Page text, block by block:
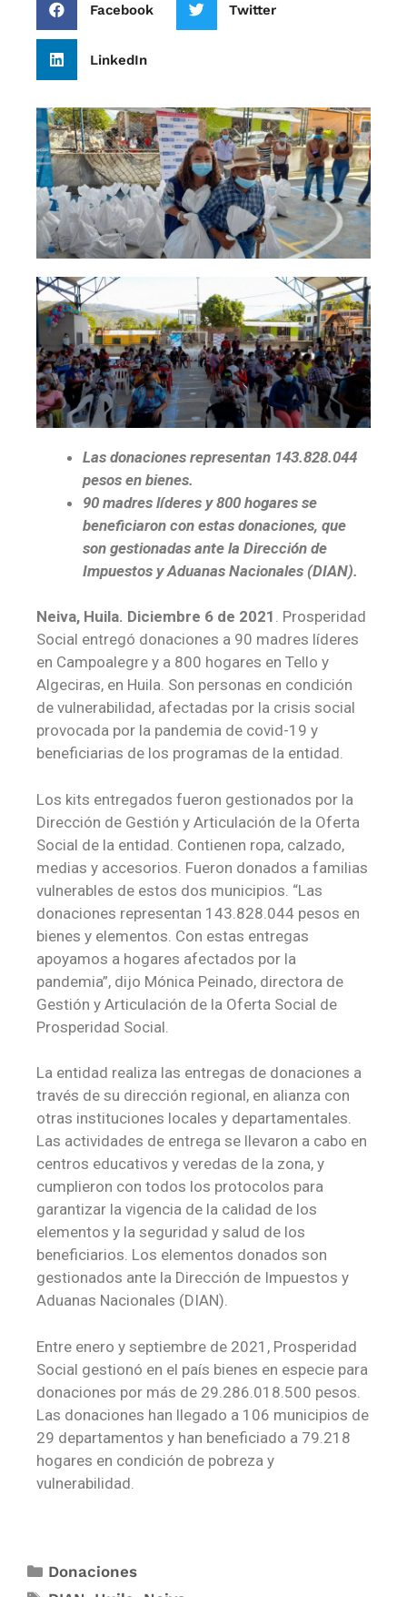
Facebook Twitter
LinkedIn
Las donaciones representan 143.828.044
pesos en bienes.
90 madres líderes y 800 hogares se
beneficiaron con estas donaciones, que
son gestionadas ante la Dirección de
Impuestos y Aduanas Nacionales (DIAN).
Neiva, Huila. Diciembre 6 de 2021 . Prosperidad
Social entregó donaciones a 90 madres líderes
en Campoalegre y a 800 hogares en Tello y
Algeciras, en Huila. Son personas en condición
de vulnerabilidad, afectadas por la crisis social
provocada por la pandemia de covid-19 y
beneficiarias de los programas de la entidad.
Los kits entregados fueron gestionados por la
Dirección de Gestión y Articulación de la Oferta
Social de la entidad. Contienen ropa, calzado,
medias y accesorios. Fueron donados a familias
vulnerables de estos dos municipios. “Las
donaciones representan 143.828.044 pesos en
bienes y elementos. Con estas entregas
apoyamos a hogares afectados por la
pandemia”, dijo Mónica Peinado, directora de
Gestión y Articulación de la Oferta Social de
Prosperidad Social.
La entidad realiza las entregas de donaciones a
través de su dirección regional, en alianza con
otras instituciones locales y departamentales.
Las actividades de entrega se llevaron a cabo en
centros educativos y veredas de la zona, y
cumplieron con todos los protocolos para
garantizar la vigencia de la calidad de los
elementos y la seguridad y salud de los
beneficiarios. Los elementos donados son
gestionados ante la Dirección de Impuestos y
Aduanas Nacionales (DIAN).
Entre enero y septiembre de 2021, Prosperidad
Social gestionó en el país bienes en especie para
donaciones por más de 29.286.018.500 pesos.
Las donaciones han llegado a 106 municipios de
29 departamentos y han beneficiado a 79.218
hogares en condición de pobreza y
vulnerabilidad.
Donaciones